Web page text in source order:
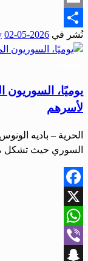
Email
Share
نُشر في 2026-05-02
لأسرهم
الحرية – باديه
السوري حيث تشكل
Facebook
X
WhatsApp
Viber